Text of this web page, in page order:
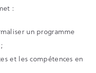
:
un programme
et les compétences en